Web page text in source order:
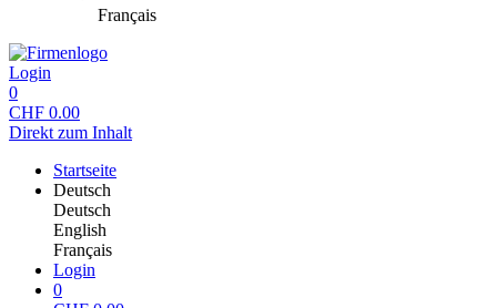
Français
Login
0
CHF 0.00
Direkt zum Inhalt
Startseite
Deutsch
Deutsch
English
Français
Login
0